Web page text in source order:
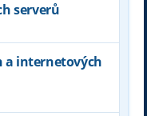
serverů
a internetových